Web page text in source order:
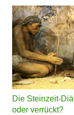
Die Steinzeit-
oder verrückt?